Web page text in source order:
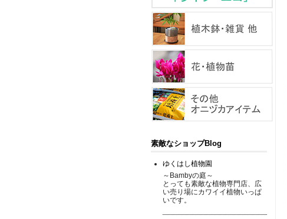
素敵なショップBlog
ゆくはし植物園
～Bambyの庭～
とっても素敵な植物専門店、広
い売り場にカワイイ植物いっぱ
いです。